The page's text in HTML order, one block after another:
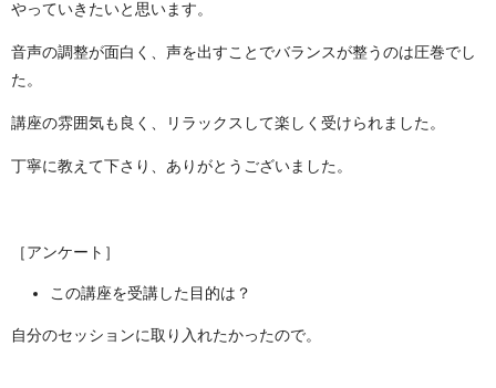
やっていきたいと思います。
音声の調整が面白く、声を出すことでバランスが整うのは圧巻でし
た。
講座の雰囲気も良く、リラックスして楽しく受けられました。
丁寧に教えて下さり、ありがとうございました。
［アンケート］
この講座を受講した目的は？
自分のセッションに取り入れたかったので。